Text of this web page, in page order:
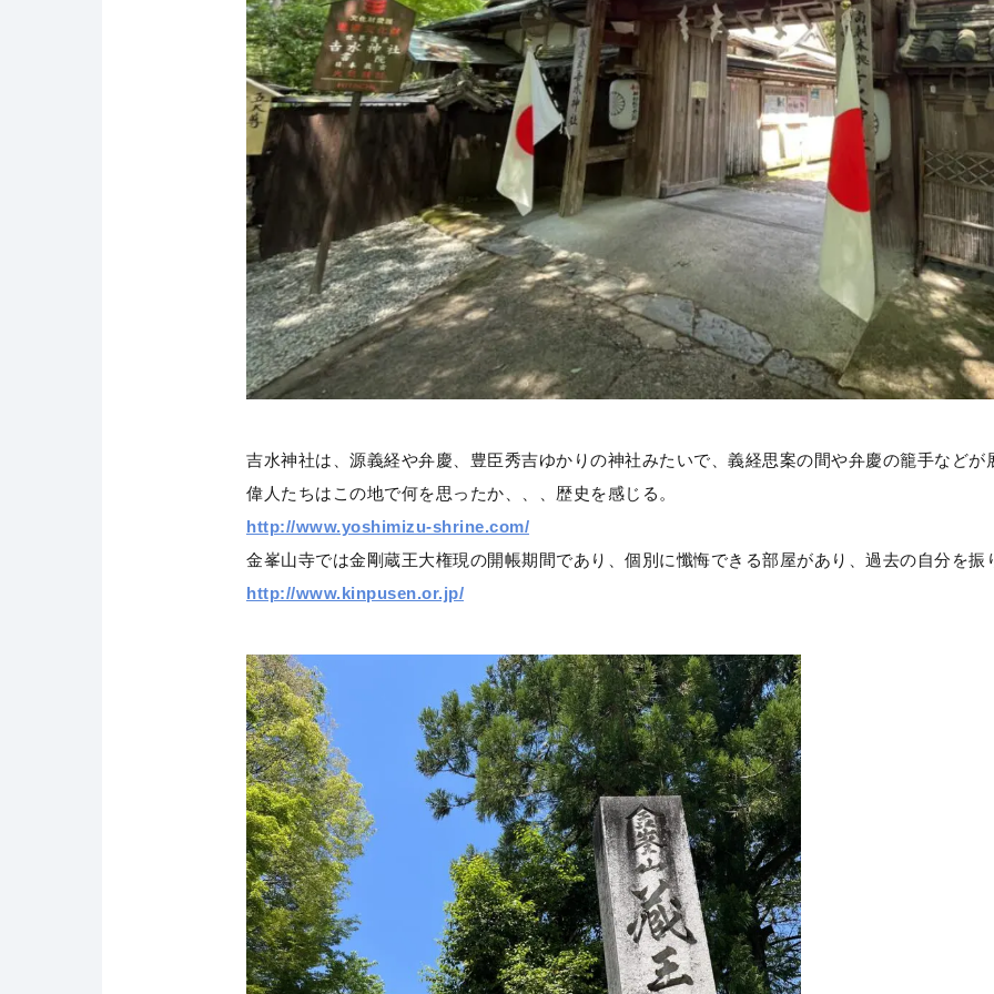
吉水神社は、源義経や弁慶、豊臣秀吉ゆかりの神社みたいで、義経思案の間や弁慶の籠手などが
偉人たちはこの地で何を思ったか、、、歴史を感じる。
http://www.yoshimizu-shrine.com/
金峯山寺では金剛蔵王大権現の開帳期間であり、個別に懺悔できる部屋があり、過去の自分を振
http://www.kinpusen.or.jp/